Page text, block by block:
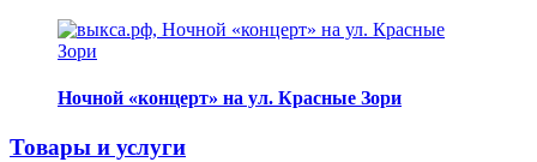
Ночной «концерт» на ул. Красные Зори
Товары и услуги